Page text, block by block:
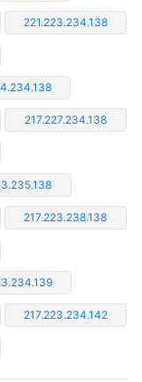
221.223.234.138
217.227.234.138
217.223.238.138
217.223.234.142